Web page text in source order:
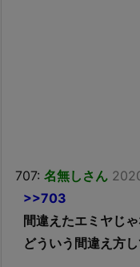
707: 名無しさん
>>703
間違えたエミヤじ
どういう間違え方